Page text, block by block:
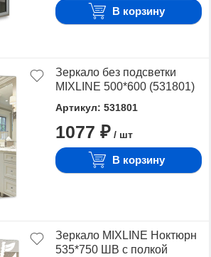
В корзину
Зеркало без подсветки
MIXLINE 500*600 (531801)
Артикул: 531801
1077 ₽ / шт
В корзину
Зеркало MIXLINE Ноктюрн
535*750 ШВ с полкой